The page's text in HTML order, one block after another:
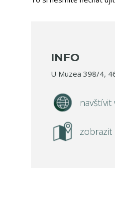
INFO
U Muzea 398/4,
navštívit
zobrazit